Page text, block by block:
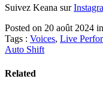
Suivez Keana sur
Posted on 20 août 2024 in
Tags : Voices, Live
Auto Shift
Related